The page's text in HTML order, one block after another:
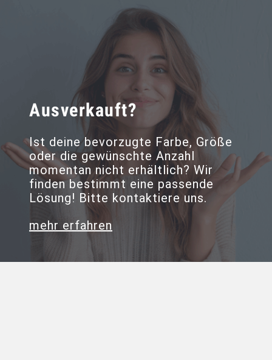
Ausverkauft?
Ist deine bevorzugte Farbe, Größe
oder die gewünschte Anzahl
momentan nicht erhältlich? Wir
finden bestimmt eine passende
Lösung! Bitte kontaktiere uns.
mehr erfahren